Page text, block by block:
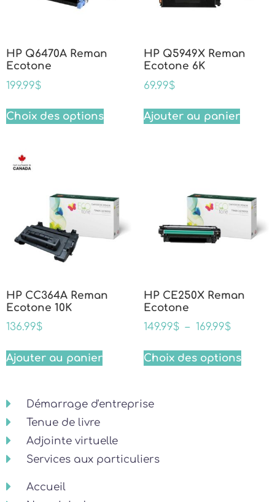
HP Q6470A Reman
Ecotone
199.99$
Choix des options
HP Q5949X Reman
Ecotone 6K
69.99$
Ajouter au panier
HP CC364A Reman
Ecotone 10K
136.99$
Ajouter au panier
HP CE250X Reman
Ecotone
149.99$ – 169.99$
Choix des options
Démarrage d'entreprise
Tenue de livre
Adjointe virtuelle
Services aux particuliers
Accueil